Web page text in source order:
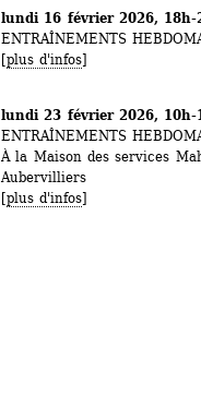
lundi 16 février 2026, 18h-
ENTRAÎNEMENTS
[plus d'infos]
lundi 23 février 2026, 10h-
ENTRAÎNEMENTS
À la Maison des services
Aubervilliers
[plus d'infos]